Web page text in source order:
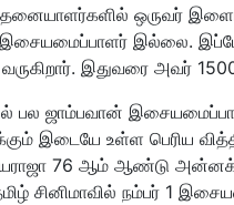
ஒருவர்
இல்லை.
இதுவரை அவர்
பல ஜாம்பவான்
இடையே உள்ள பெரிய
76 ஆம் ஆண்டு
சினிமாவில் நம்பர் 1